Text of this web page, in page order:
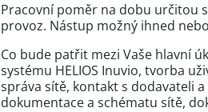
Pracovní poměr na dobu určitou
provoz. Nástup možný ihned
Co bude patřit mezi Vaše hlavní
systému HELIOS Inuvio, tvorba
správa sítě, kontakt s dodavateli
dokumentace a schématu sítě,